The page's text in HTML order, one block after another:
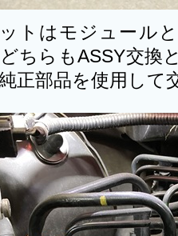
トはモジュール
ちらもASSY交換
正部品を使用して